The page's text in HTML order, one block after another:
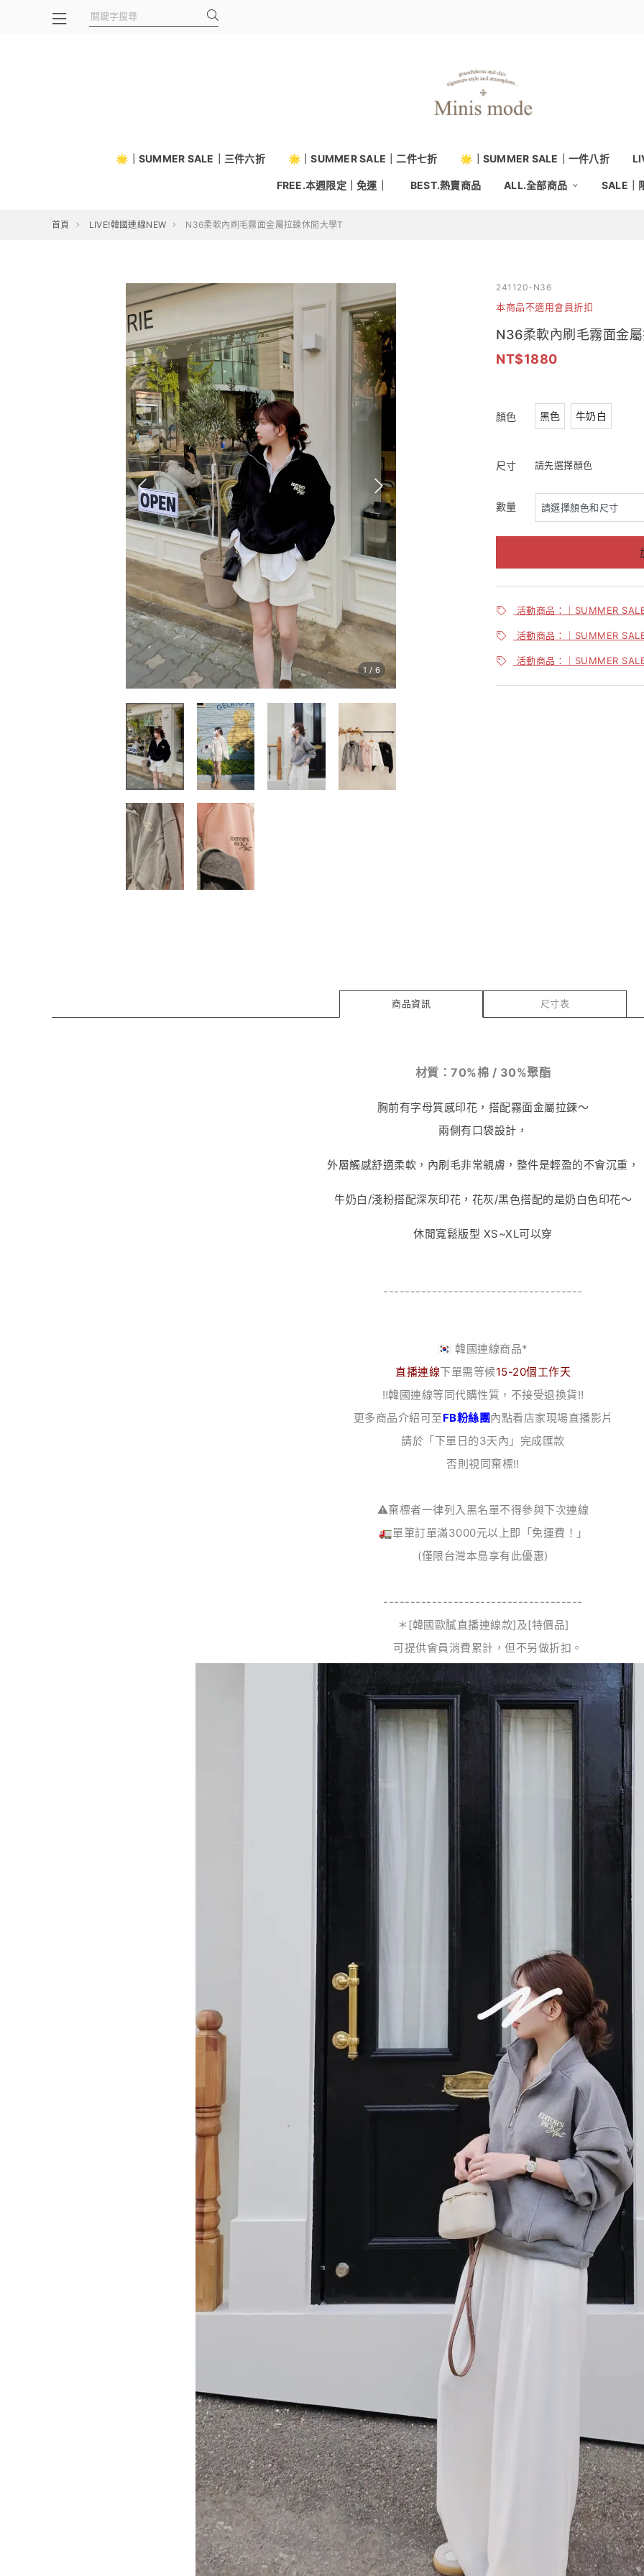
🌟｜SUMMER SALE｜三件六折 🌟｜SUMMER SALE｜二件七折 🌟｜SUMMER SALE｜一件八折
FREE.本週限定｜免運｜ BEST.熱賣商品 ALL.全部商品 SALE｜
首頁 LIVE!韓國連線NEW N36柔軟內刷毛霧面金屬拉鍊休閒大學T
1 / 6
241120-N36
本商品不適用會員折扣
N36柔軟內刷毛霧面金
1880
顏色 黑色 牛奶白
尺寸 請先選擇顏色
數量
活動商品：｜SUMMER
活動商品：｜SUMMER
活動商品：｜SUMMER
商品資訊 尺寸表
材質：70%棉 / 30%聚酯
胸前有字母質感印花，搭配霧面金屬拉鍊～
兩側有口袋設計，
外層觸感舒適柔軟，內刷毛非常親膚，整件是輕盈的不會沉重，
牛奶白/淺粉搭配深灰印花，花灰/黑色搭配的是奶白色印花～
休閒寬鬆版型 XS~XL可以穿
-------------------------------------
🇰🇷 韓國連線商品*
直播連線下單需等候15-20個工作天
‼️韓國連線等同代購性質，不接受退換貨‼️
更多商品介紹可至FB粉絲團內點看店家現場直播影片
請於「下單日的3天內」完成匯款
否則視同棄標‼️
⚠️棄標者一律列入黑名單不得參與下次連線
🚛單筆訂單滿3000元以上即「免運費！」
(僅限台灣本島享有此優惠)
-------------------------------------
＊[韓國歐膩直播連線款]及[特價品]
可提供會員消費累計，但不另做折扣。